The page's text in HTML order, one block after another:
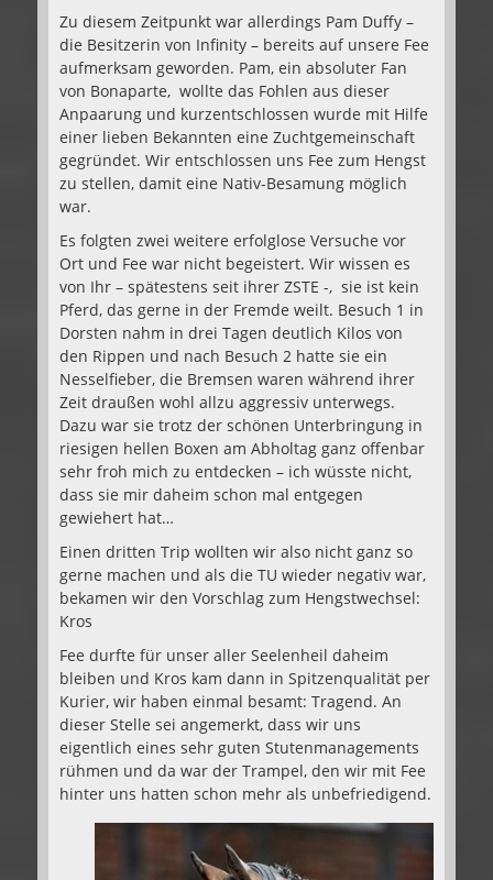
Zu diesem Zeitpunkt war allerdings Pam Duffy –
die Besitzerin von Infinity – bereits auf unsere Fee
aufmerksam geworden. Pam, ein absoluter Fan
von Bonaparte, wollte das Fohlen aus dieser
Anpaarung und kurzentschlossen wurde mit Hilfe
einer lieben Bekannten eine Zuchtgemeinschaft
gegründet. Wir entschlossen uns Fee zum Hengst
zu stellen, damit eine Nativ-Besamung möglich
war.
Es folgten zwei weitere erfolglose Versuche vor
Ort und Fee war nicht begeistert. Wir wissen es
von Ihr – spätestens seit ihrer ZSTE -, sie ist kein
Pferd, das gerne in der Fremde weilt. Besuch 1 in
Dorsten nahm in drei Tagen deutlich Kilos von
den Rippen und nach Besuch 2 hatte sie ein
Nesselfieber, die Bremsen waren während ihrer
Zeit draußen wohl allzu aggressiv unterwegs.
Dazu war sie trotz der schönen Unterbringung in
riesigen hellen Boxen am Abholtag ganz offenbar
sehr froh mich zu entdecken – ich wüsste nicht,
dass sie mir daheim schon mal entgegen
gewiehert hat…
Einen dritten Trip wollten wir also nicht ganz so
gerne machen und als die TU wieder negativ war,
bekamen wir den Vorschlag zum Hengstwechsel:
Kros
Fee durfte für unser aller Seelenheil daheim
bleiben und Kros kam dann in Spitzenqualität per
Kurier, wir haben einmal besamt: Tragend. An
dieser Stelle sei angemerkt, dass wir uns
eigentlich eines sehr guten Stutenmanagements
rühmen und da war der Trampel, den wir mit Fee
hinter uns hatten schon mehr als unbefriedigend.